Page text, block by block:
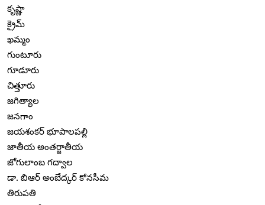
కృష్ణా
క్రైమ్
ఖమ్మం
గుంటూరు
గూడూరు
చిత్తూరు
జగిత్యాల
జనగాం
జయశంకర్ భూపాలపల్లి
జాతీయ అంతర్జాతీయ
జోగులాంబ గద్వాల
డా. బిఆర్ అంబేద్కర్ కోనసీమ
తిరుపతి